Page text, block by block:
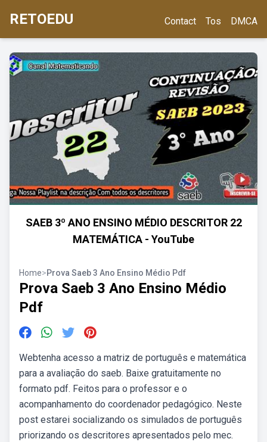
RETOEDU Contact Tos DMCA
SAEB 3º ANO ENSINO MÉDIO DESCRITOR 22
MATEMÁTICA - YouTube
Home>Prova Saeb 3 Ano Ensino Médio Pdf
Prova Saeb 3 Ano Ensino Médio
Pdf
Webtenha acesso a matriz de português e matemática
para a avaliação do saeb. Baixe gratuitamente no
formato pdf. Feitos para o professor e o
acompanhamento do coordenador pedagógico. Neste
post estarei socializando os simulados de português
priorizando os descritores apresentados pelo mec.